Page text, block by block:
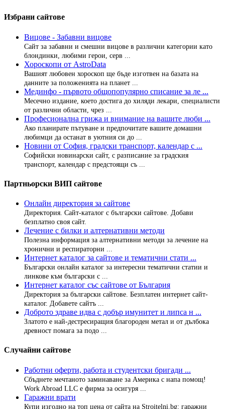
Избрани сайтове
Вицове - Забавни вицове
Сайт за забавни и смешни вицове в различни категории като
блондинки, любими герои, серв ...
Хороскопи от AstroData
Вашият любовен хороскоп ще бъде изготвен на базата на
данните за положенията на планет ...
Мединфо - първото общопопулярно списание за ле ...
Месечно издание, което достига до хиляди лекари, специалисти
от различни области, чрез ...
Професионална грижа и внимание на вашите люби ...
Ако планирате пътуване и предпочитате вашите домашни
любимци да останат в уютния си до ...
Новини от София, градски транспорт, календар с ...
Софийски новинарски сайт, с разписание за градския
транспорт, календар с предстоящи съ ...
Партньорски ВИП сайтове
Онлайн директория за сайтове
Директория. Сайт-каталог с български сайтове. Добави
безплатно своя сайт.
Лечение с билки и алтернативни методи
Полезна информация за алтернативни методи за лечение на
хронични и респираторни ...
Интернет каталог за сайтове и тематични стати ...
Български онлайн каталог за интересни тематични статии и
линкове към български с ...
Интернет каталог със сайтове от България
Директория за български сайтове. Безплатен интернет сайт-
каталог. Добавете сайтъ ...
Доброто здраве идва с добър имунитет и липса н ...
Златото е най-дестресиращия благороден метал и от дълбока
древност помага за подо ...
Случайни сайтове
Работни оферти, работа и студентски бригади ...
Сбъднете мечтаното заминаване за Америка с напа помощ!
Work Abroad LLC е фирма за осигуря ...
Гаражни врати
Купи изгодно на топ цена от сайта на Stroitelni.bg: гаражни